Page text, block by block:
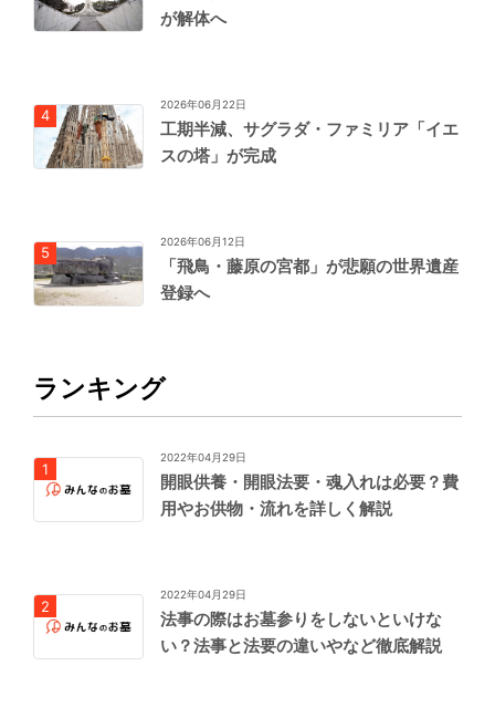
が解体へ
2026年06月22日
工期半減、サグラダ・ファミリア「イエ
スの塔」が完成
2026年06月12日
「飛鳥・藤原の宮都」が悲願の世界遺産
登録へ
ランキング
2022年04月29日
開眼供養・開眼法要・魂入れは必要？費
用やお供物・流れを詳しく解説
2022年04月29日
法事の際はお墓参りをしないといけな
い？法事と法要の違いやなど徹底解説